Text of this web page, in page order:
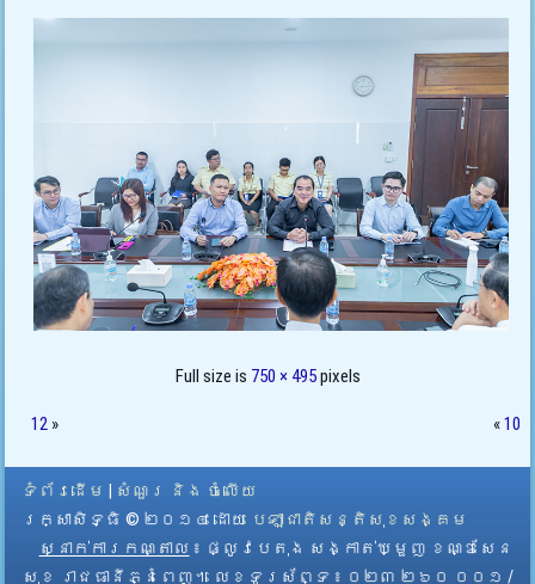
Full size is 750 × 495pixels
12 » «10
ទំព័រដើម
សំណួរ និង ចំលើយ
រក្សាសិទ្ធិ © ២០១៤ ដោយ​ បេឡាជាតិសន្តិសុខសង្គម
ស្នាក់ការកណ្តាល ៖ ផ្លូវបេតុង សង្កាត់ឃ្មួញ ខណ្ឌសែន
សុខ រាជធានីភ្នំពេញ។ លេខទូរស័ព្ទ ៖ ០២៣ ២៦០ ០០១ /